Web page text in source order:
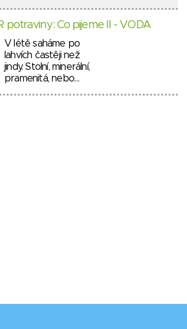
potraviny: Co pijeme II - VODA
V létě saháme po
lahvích častěji než
jindy. Stolní, minerální,
pramenitá, nebo…